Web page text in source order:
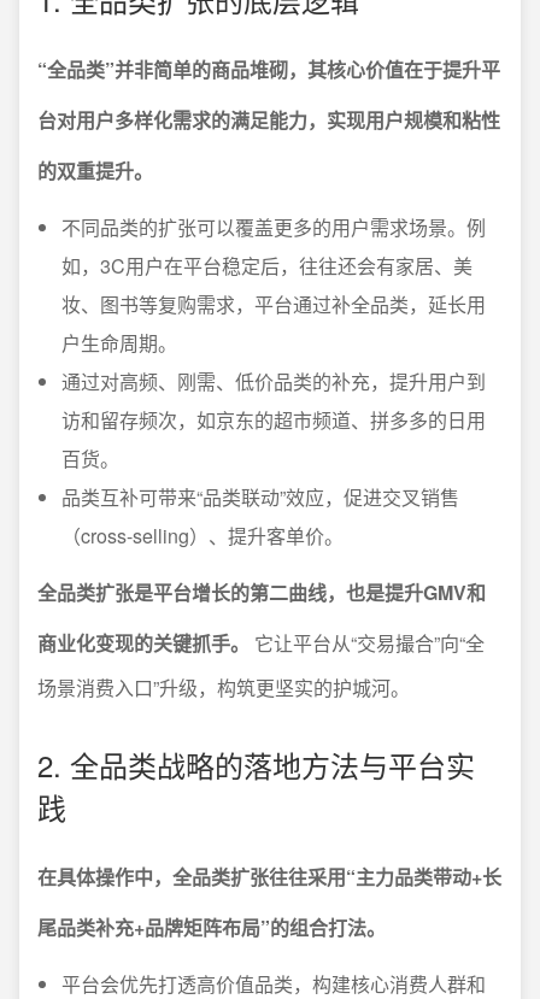
“全品类”并非简单的商品堆砌，其核心价值在于提升平
台对用户多样化需求的满足能力，实现用户规模和粘性
的双重提升。
不同品类的扩张可以覆盖更多的用户需求场景。例
如，3C用户在平台稳定后，往往还会有家居、美
妆、图书等复购需求，平台通过补全品类，延长用
户生命周期。
通过对高频、刚需、低价品类的补充，提升用户到
访和留存频次，如京东的超市频道、拼多多的日用
百货。
品类互补可带来“品类联动”效应，促进交叉销售
（cross-selling）、提升客单价。
全品类扩张是平台增长的第二曲线，也是提升GMV和
商业化变现的关键抓手。
它让平台从“交易撮合”向“全
场景消费入口”升级，构筑更坚实的护城河。
2. 全品类战略的落地方法与平台实
践
在具体操作中，全品类扩张往往采用“主力品类带动+长
尾品类补充+品牌矩阵布局”的组合打法。
平台会优先打透高价值品类，构建核心消费人群和